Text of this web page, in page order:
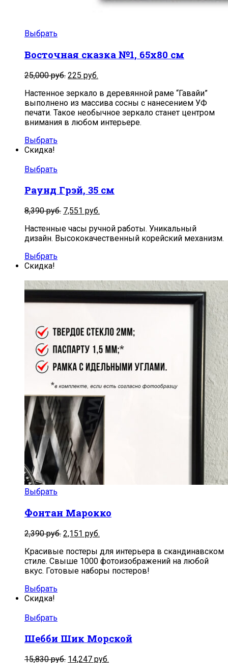
Выбрать
Восточная сказка №1, 65х80 см
25,000руб. Первоначальная
составляла
25,000
руб..
225 руб.
225
руб..
Настенное зеркало в деревянной раме “Гавайи”
выполнено из массива сосны с нанесением УФ
печати. Такое необычное зеркало станет центром
внимания в любом интерьере.
Выбрать
Скидка!
Выбрать
Раунд Грэй, 35 см
8,390руб. Первоначальная
составляла
8,390
7,551 руб.
7,551
руб..
Настенные часы ручной работы. Уникальный
дизайн. Высококачественный корейский механизм.
Выбрать
Скидка!
Выбрать
Фонтан Марокко
2,390руб. 2,151 руб.
Красивые постеры для интерьера в скандинавском
стиле. Свыше 1000 фотоизображений на любой
вкус. Готовые наборы постеров!
Выбрать
Скидка!
Выбрать
Шебби Шик Морской
15,830руб. 14,247 руб.